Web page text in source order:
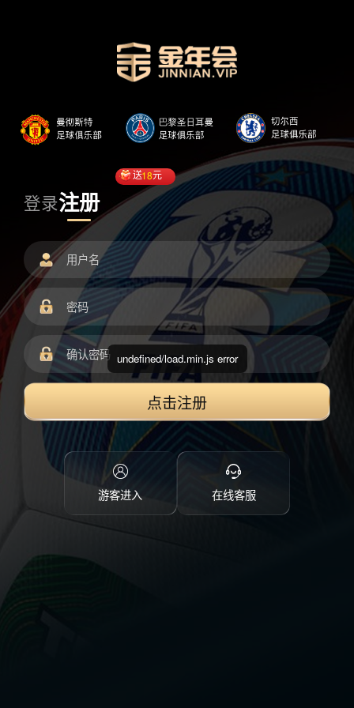
登录注册
送18元
点击注册
游客进入 在线客服
undefined/load.min.js error